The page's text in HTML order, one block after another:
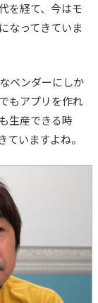
を経て、今はモ
なってきていま
ベンダーにしか
もアプリを作れ
生産できる時
いますよね。